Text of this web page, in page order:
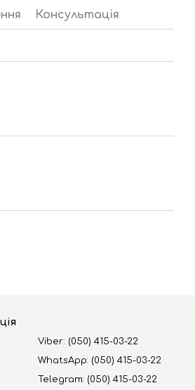
Консультація
Viber: (050) 415-03-22
WhatsApp: (050) 415-03-22
Telegram: (050) 415-03-22